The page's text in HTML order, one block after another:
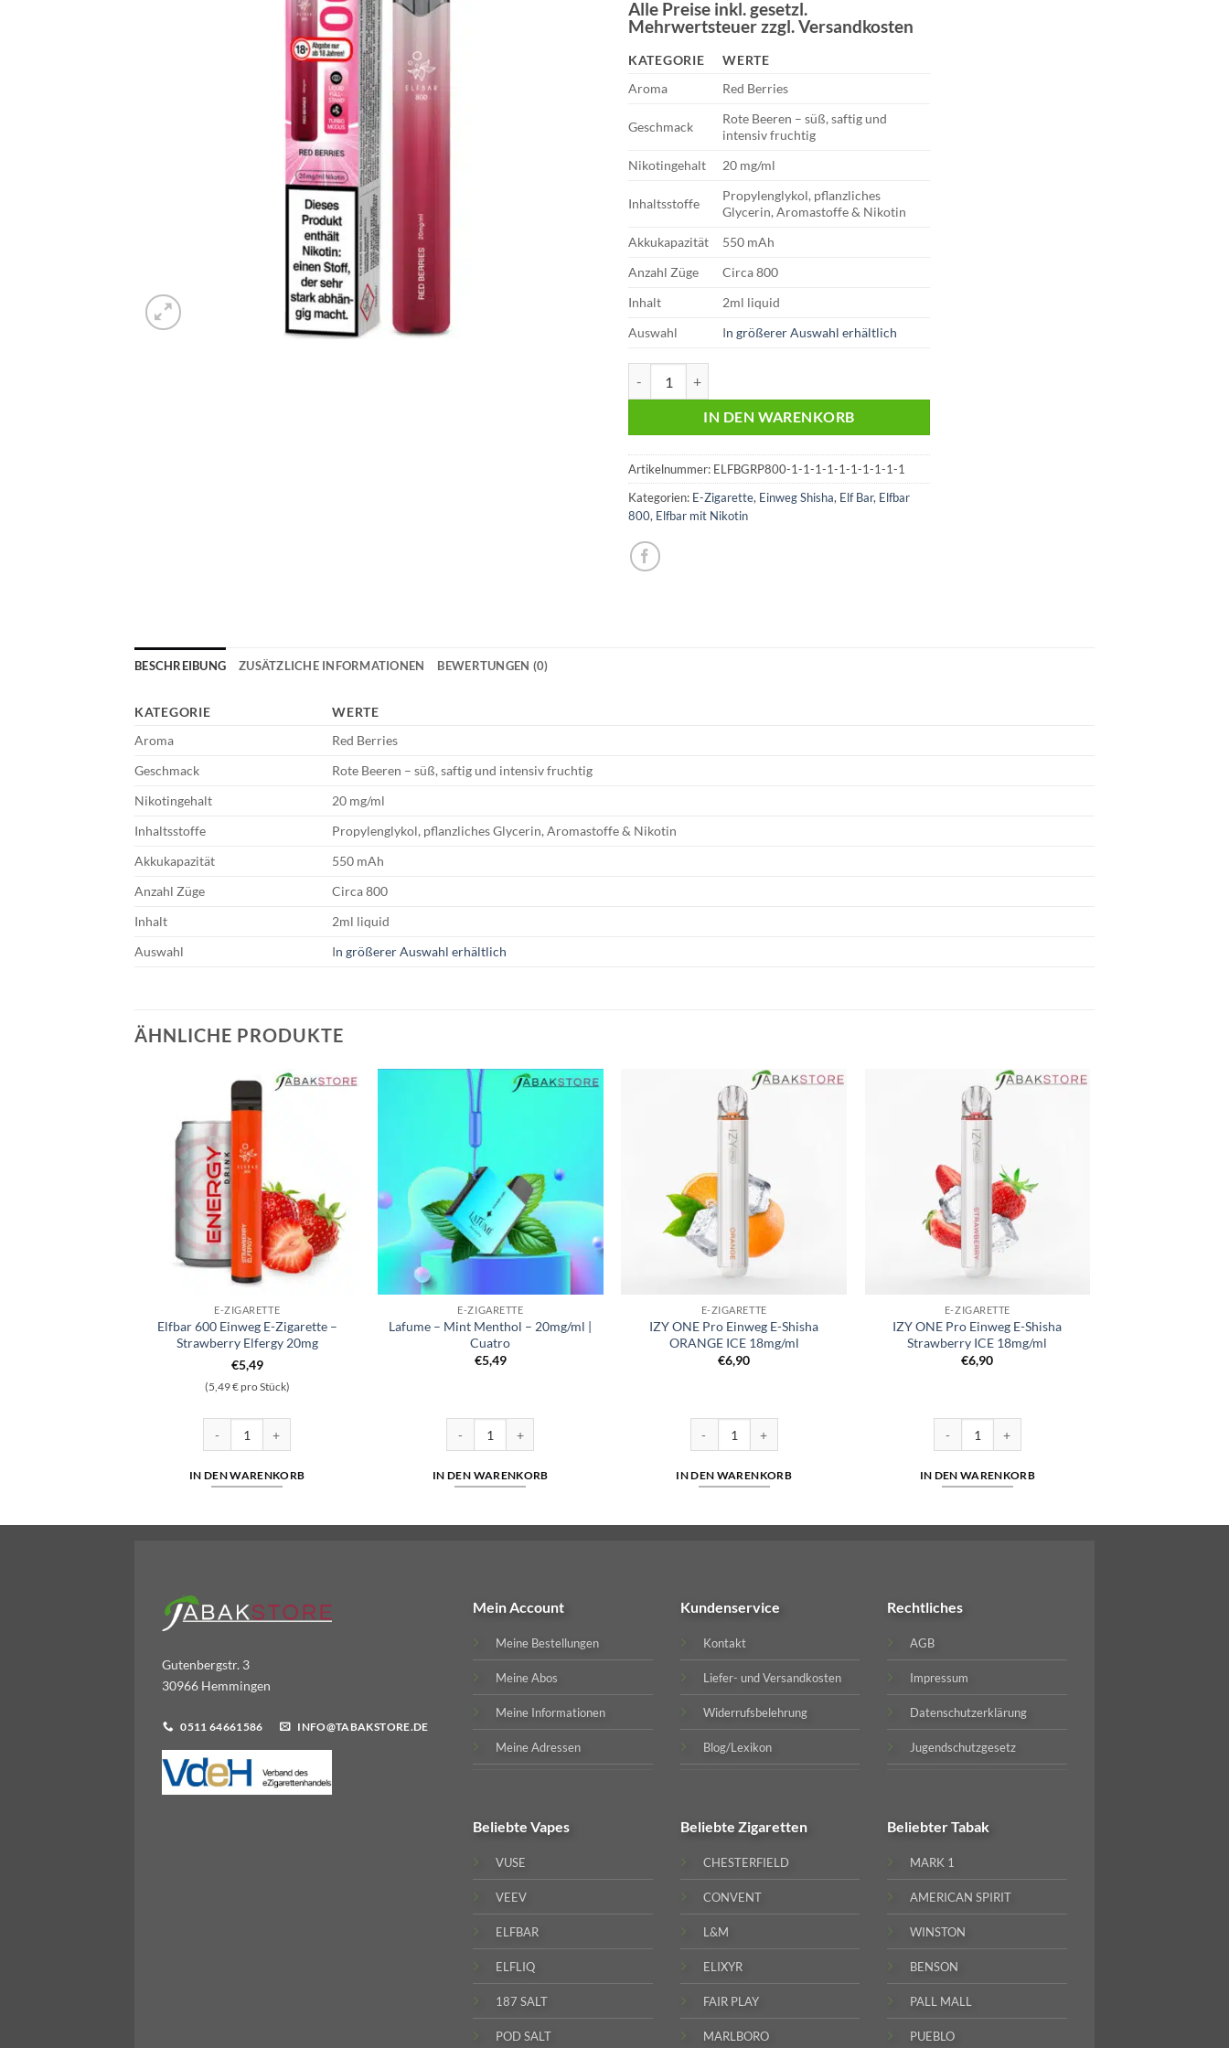
Preis
war:
€10,99
Preis
ist:
€5,49.
Alle Preise inkl. gesetzl.
Mehrwertsteuer zzgl. Versandkosten
KATEGORIE
WERTE
Aroma
Red Berries
Geschmack
Rote Beeren – süß, saftig und
intensiv fruchtig
Nikotingehalt
20 mg/ml
Inhaltsstoffe
Propylenglykol, pflanzliches
Glycerin, Aromastoffe & Nikotin
Akkukapazität
550 mAh
Anzahl Züge
Circa 800
Inhalt
2ml liquid
Auswahl
In größerer Auswahl erhältlich
IN DEN WARENKORB
Artikelnummer: ELFBGRP800-1-1-1-1-1-1-1-1-1-1
Kategorien: E-Zigarette, Einweg Shisha, Elf Bar, Elfbar
800, Elfbar mit Nikotin
BESCHREIBUNG ZUSÄTZLICHE INFORMATIONEN BEWERTUNGEN (0)
KATEGORIE
WERTE
Aroma
Red Berries
Geschmack
Rote Beeren – süß, saftig und intensiv fruchtig
Nikotingehalt
20 mg/ml
Inhaltsstoffe
Propylenglykol, pflanzliches Glycerin, Aromastoffe & Nikotin
Akkukapazität
550 mAh
Anzahl Züge
Circa 800
Inhalt
2ml liquid
Auswahl
In größerer Auswahl erhältlich
ÄHNLICHE PRODUKTE
E-ZIGARETTE
Elfbar 600 Einweg E-Zigarette –
Strawberry Elfergy 20mg
€5,49
(5,49 € pro Stück)
IN DEN WARENKORB
E-ZIGARETTE
Lafume – Mint Menthol – 20mg/ml |
Cuatro
€5,49
IN DEN WARENKORB
E-ZIGARETTE
IZY ONE Pro Einweg E-Shisha
ORANGE ICE 18mg/ml
€6,90
IN DEN WARENKORB
E-ZIGARETTE
IZY ONE Pro Einweg E-Shisha
Strawberry ICE 18mg/ml
€6,90
IN DEN WARENKORB
Gutenbergstr. 3
30966 Hemmingen
0511 64661586 INFO@TABAKSTORE.DE
Mein Account
Meine Bestellungen
Meine Abos
Meine Informationen
Meine Adressen
Kundenservice
Kontakt
Liefer- und Versandkosten
Widerrufsbelehrung
Blog/Lexikon
Rechtliches
AGB
Impressum
Datenschutzerklärung
Jugendschutzgesetz
BeliebteVapes
VUSE
VEEV
ELFBAR
ELFLIQ
187 SALT
POD SALT
Beliebte Zigaretten
CHESTERFIELD
CONVENT
L&M
ELIXYR
FAIR PLAY
MARLBORO
BeliebterTabak
MARK 1
AMERICAN SPIRIT
WINSTON
BENSON
PALL MALL
PUEBLO